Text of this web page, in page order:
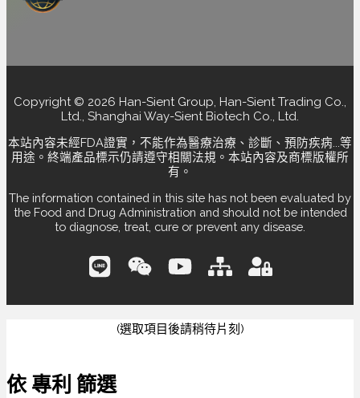
Copyright © 2026 Han-Sient Group, Han-Sient Trading Co.,
Ltd., Shanghai Way-Sient Biotech Co., Ltd.
本站內容未經FDA證實，不能作為醫療治療、診斷、預防疾病...等
用途。終端產品標示仍請遵守相關法規。本站內容及商標版權所
有。
The information contained in this site has not been evaluated by
the Food and Drug Administration and should not be intended
to diagnose, treat, cure or prevent any disease.
(選取項目後請稍待片刻)
依 專利 篩選